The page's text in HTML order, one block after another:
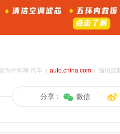
为中华网·汽车（ auto.china.com）编辑或
分享： 微信